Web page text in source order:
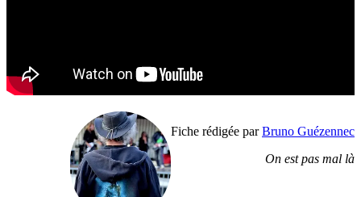
Fiche rédigée parBruno Guézennec
On est pas mal là